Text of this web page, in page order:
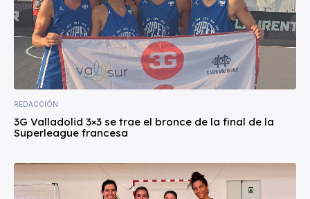
REDACCIÓN
3G Valladolid 3×3 se trae el bronce de la final de la
Superleague francesa